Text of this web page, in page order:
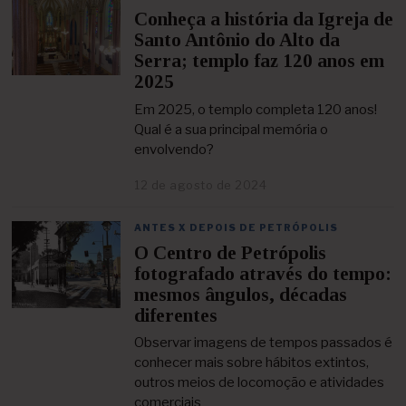
Conheça a história da Igreja de
Santo Antônio do Alto da
Serra; templo faz 120 anos em
2025
Em 2025, o templo completa 120 anos!
Qual é a sua principal memória o
envolvendo?
e
a
o
s
d
e
2
ANTES X DEPOIS DE PETRÓPOLIS
O Centro de Petrópolis
fotografado através do tempo:
mesmos ângulos, décadas
diferentes
Observar imagens de tempos passados é
conhecer mais sobre hábitos extintos,
outros meios de locomoção e atividades
comerciais